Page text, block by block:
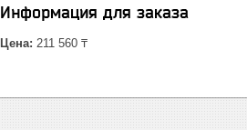
Информация для заказа
Цена: 211 560 ₸